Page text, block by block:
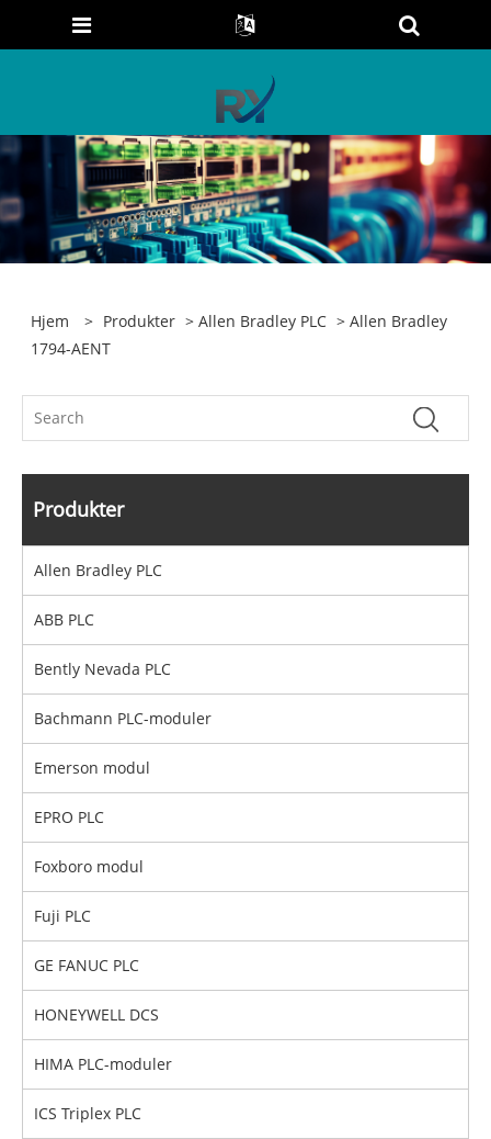
Hjem > Produkter >Allen Bradley PLC > Allen Bradley
1794-AENT
Produkter
Allen Bradley PLC
ABB PLC
Bently Nevada PLC
Bachmann PLC-moduler
Emerson modul
EPRO PLC
Foxboro modul
Fuji PLC
GE FANUC PLC
HONEYWELL DCS
HIMA PLC-moduler
ICS Triplex PLC